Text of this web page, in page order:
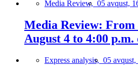
Media Review, 05 avqust,
Media Review: From
August 4 to 4:00 p.m.
Express analysis, 05 avqust,